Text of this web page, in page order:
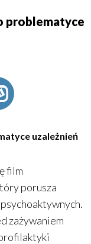
problematyce
uzależnień
film
porusza
zażywaniem